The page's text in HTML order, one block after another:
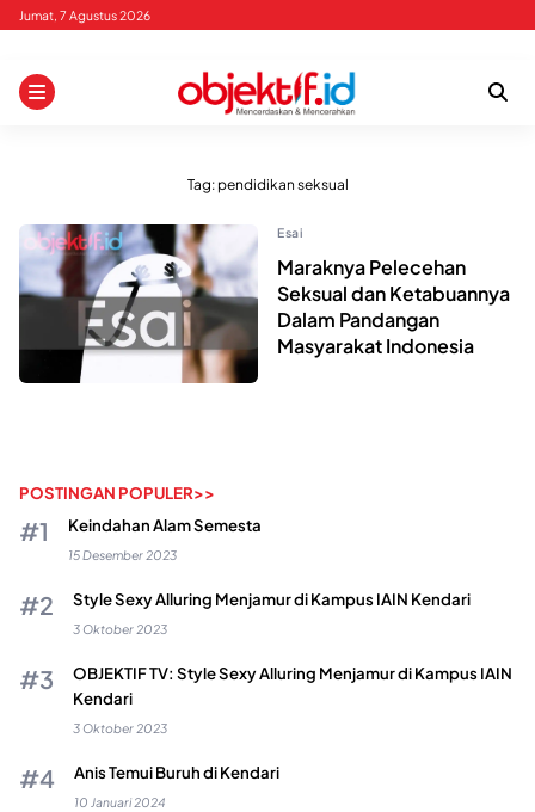
Skip
content
Jumat, 7 Agustus 2026
Tag: pendidikan seksual
Esai
Maraknya Pelecehan
Seksual dan Ketabuannya
Dalam Pandangan
Masyarakat Indonesia
POSTINGAN POPULER>>
Keindahan Alam Semesta
15 Desember 2023
Style Sexy Alluring Menjamur di Kampus IAIN Kendari
3 Oktober 2023
OBJEKTIF TV: Style Sexy Alluring Menjamur di Kampus IAIN
Kendari
3 Oktober 2023
Anis Temui Buruh di Kendari
10 Januari 2024